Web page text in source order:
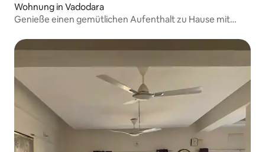
Wohnung in Vadodara
Genieße einen gemütlichen Aufenthalt zu Hause mit